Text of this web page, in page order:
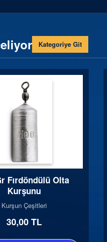
Kategoriye Git
Fırdöndülü Olta
Kurşunu
Kurşun Çeşitleri
30,00 TL